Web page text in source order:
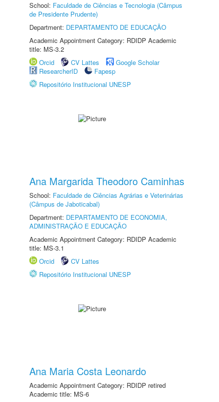
School: Faculdade de Ciências e Tecnologia (Câmpus
de Presidente Prudente)
Department: DEPARTAMENTO DE EDUCAÇÃO
Academic Appointment Category: RDIDP Academic
title: MS-3.2
Orcid
CV Lattes
Google Scholar
ResearcherID
Fapesp
Repositório Institucional UNESP
Ana Margarida Theodoro Caminhas
School: Faculdade de Ciências Agrárias e Veterinárias
(Câmpus de Jaboticabal)
Department: DEPARTAMENTO DE ECONOMIA,
ADMINISTRAÇÃO E EDUCAÇÃO
Academic Appointment Category: RDIDP Academic
title: MS-3.1
Orcid
CV Lattes
Repositório Institucional UNESP
Ana Maria Costa Leonardo
Academic Appointment Category: RDIDP retired
Academic title: MS-6